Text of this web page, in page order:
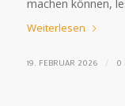
machen können,
Weiterlesen
19. FEBRUAR 2026 / 0